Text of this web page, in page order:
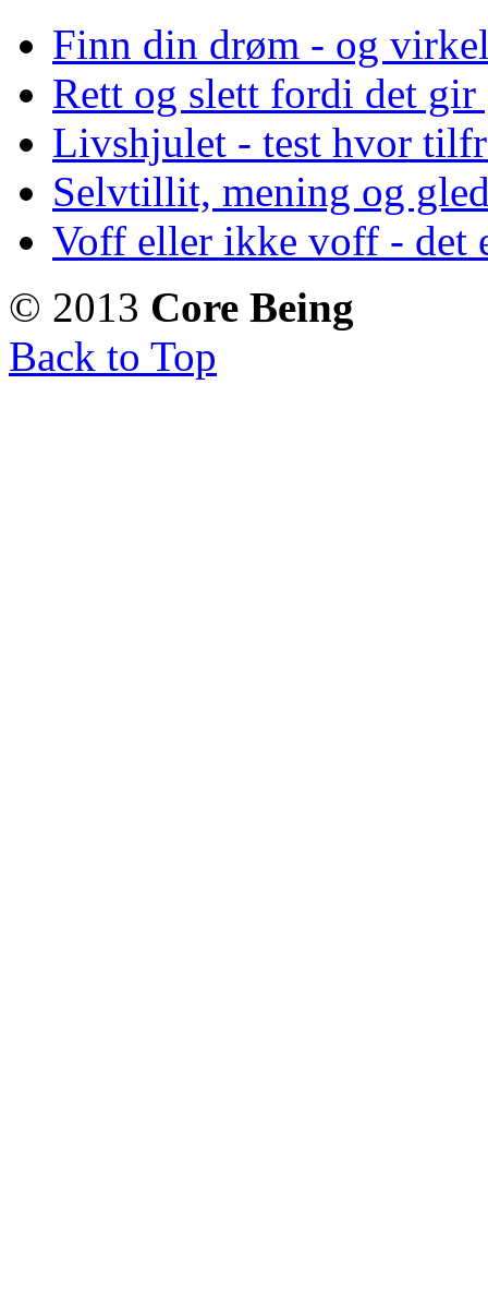
Finn din drøm - og
Rett og slett fordi det gir
Livshjulet - test hvor
Selvtillit, mening og
Voff eller ikke voff - det
© 2013 Core Being
Back to Top